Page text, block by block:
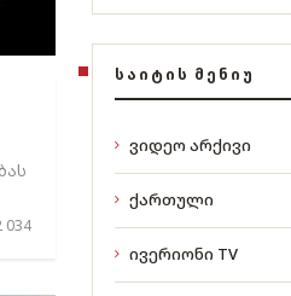
034
ᲡᲐᲘᲢᲘᲡ ᲛᲔᲜᲘᲣ
ვიდეო არქივი
ქართული
ივერიონი TV